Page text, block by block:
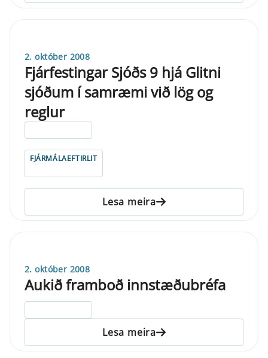
2. október 2008
Fjárfestingar Sjóðs 9 hjá Glitni
sjóðum í samræmi við lög og
reglur
FJÁRMÁLAEFTIRLIT
Lesa meira
2. október 2008
Aukið framboð innstæðubréfa
Lesa meira